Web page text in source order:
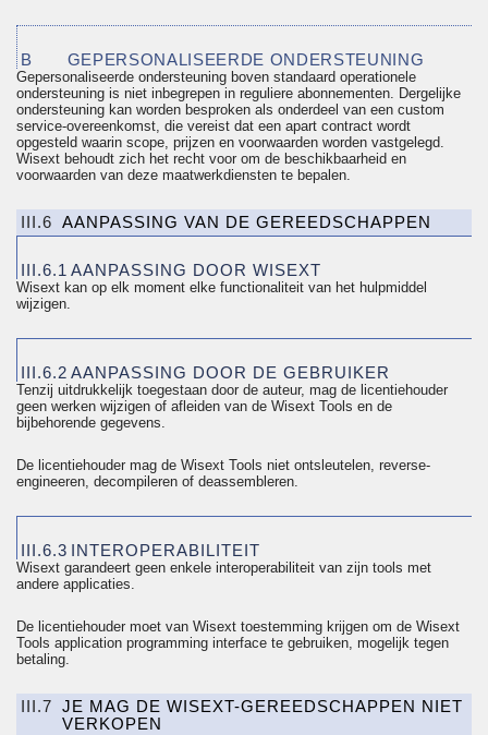
B GEPERSONALISEERDE ONDERSTEUNING
Gepersonaliseerde ondersteuning boven standaard operationele
ondersteuning is niet inbegrepen in reguliere abonnementen. Dergelijke
ondersteuning kan worden besproken als onderdeel van een custom
service-overeenkomst, die vereist dat een apart contract wordt
opgesteld waarin scope, prijzen en voorwaarden worden vastgelegd.
Wisext behoudt zich het recht voor om de beschikbaarheid en
voorwaarden van deze maatwerkdiensten te bepalen.
III.6 AANPASSING VAN DE GEREEDSCHAPPEN
III.6.1 AANPASSING DOOR WISEXT
Wisext kan op elk moment elke functionaliteit van het hulpmiddel
wijzigen.
III.6.2 AANPASSING DOOR DE GEBRUIKER
Tenzij uitdrukkelijk toegestaan door de auteur, mag de licentiehouder
geen werken wijzigen of afleiden van de Wisext Tools en de
bijbehorende gegevens.
De licentiehouder mag de Wisext Tools niet ontsleutelen , reverse-
engineeren decompileren of deassembleren
III.6.3 INTEROPERABILITEIT
Wisext garandeert geen enkele interoperabiliteit van zijn tools met
andere applicaties.
De licentiehouder moet van Wisext toestemming krijgen om de Wisext
Tools application programming interface te gebruiken, mogelijk tegen
betaling.
III.7
JE MAG DE WISEXT-GEREEDSCHAPPEN NIET
VERKOPEN